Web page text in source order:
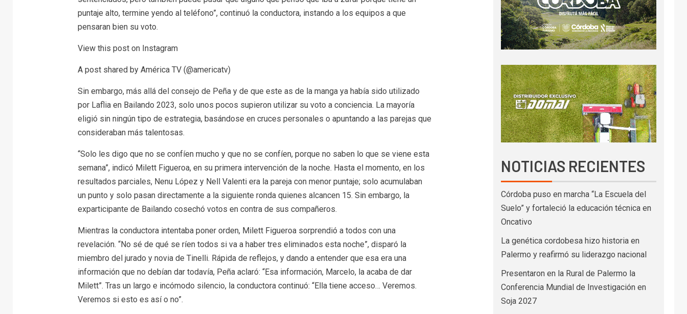
puntaje alto, termine yendo al teléfono”, continuó la conductora, instando a los equipos a que
pensaran bien su voto.
View this post on Instagram
A post shared by América TV (@americatv)
Sin embargo, más allá del consejo de Peña y de que este as de la manga ya había sido utilizado
por Laflia en Bailando 2023, solo unos pocos supieron utilizar su voto a conciencia. La mayoría
eligió sin ningún tipo de estrategia, basándose en cruces personales o apuntando a las parejas que
consideraban más talentosas.
“Solo les digo que no se confíen mucho y que no se confíen, porque no saben lo que se viene esta
semana”, indicó Milett Figueroa, en su primera intervención de la noche. Hasta el momento, en los
resultados parciales, Nenu López y Nell Valenti era la pareja con menor puntaje; solo acumulaban
un punto y solo pasan directamente a la siguiente ronda quienes alcancen 15. Sin embargo, la
exparticipante de Bailando cosechó votos en contra de sus compañeros.
Mientras la conductora intentaba poner orden, Milett Figueroa sorprendió a todos con una
revelación. “No sé de qué se ríen todos si va a haber tres eliminados esta noche”, disparó la
miembro del jurado y novia de Tinelli. Rápida de reflejos, y dando a entender que esa era una
información que no debían dar todavía, Peña aclaró: “Esa información, Marcelo, la acaba de dar
Milett”. Tras un largo e incómodo silencio, la conductora continuó: “Ella tiene acceso… Veremos.
Veremos si esto es así o no”.
NOTICIAS RECIENTES
Córdoba puso en marcha “La Escuela del
Suelo” y fortaleció la educación técnica en
Oncativo
La genética cordobesa hizo historia en
Palermo y reafirmó su liderazgo nacional
Presentaron en la Rural de Palermo la
Conferencia Mundial de Investigación en
Soja 2027